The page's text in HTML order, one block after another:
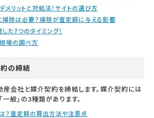
リットと対処法！サイトの選び方
掃除は必要？掃除が査定額に与える影響
た7つのタイミング！
場の調べ方
の締結
会社と媒介契約を締結します。媒介契約には
一般」の3種類があります。
？査定額の算出方法や注意点